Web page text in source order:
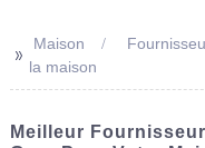
>> Maison
la maison
Meilleur